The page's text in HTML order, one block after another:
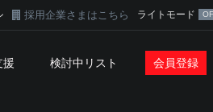
採用企業さまはこちら ライトモード
援 検討中リスト 会員登録